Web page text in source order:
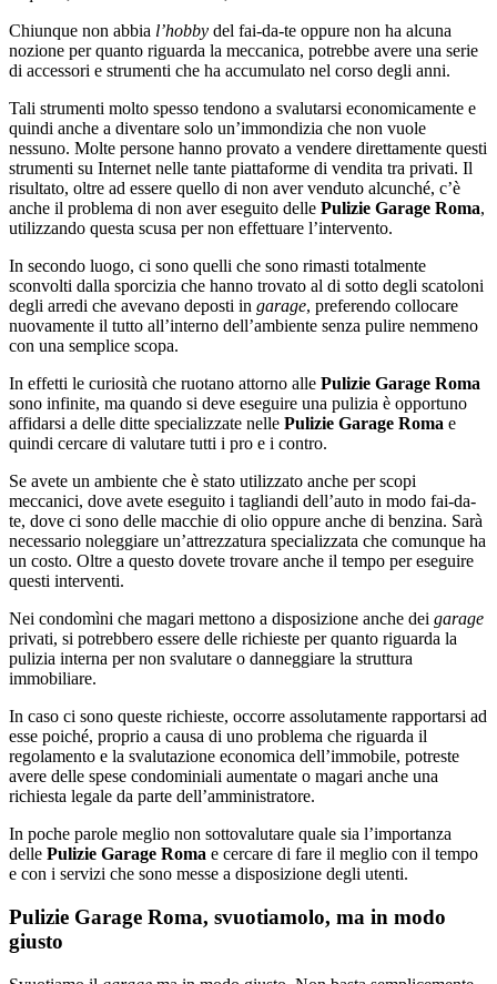
Chiunque non abbia l’hobby del fai-da-te oppure non ha alcuna
nozione per quanto riguarda la meccanica, potrebbe avere una serie
di accessori e strumenti che ha accumulato nel corso degli anni.
Tali strumenti molto spesso tendono a svalutarsi economicamente e
quindi anche a diventare solo un’immondizia che non vuole
nessuno. Molte persone hanno provato a vendere direttamente questi
strumenti su Internet nelle tante piattaforme di vendita tra privati. Il
risultato, oltre ad essere quello di non aver venduto alcunché, c’è
anche il problema di non aver eseguito delle Pulizie Garage Roma,
utilizzando questa scusa per non effettuare l’intervento.
In secondo luogo, ci sono quelli che sono rimasti totalmente
sconvolti dalla sporcizia che hanno trovato al di sotto degli scatoloni
degli arredi che avevano deposti in garage, preferendo collocare
nuovamente il tutto all’interno dell’ambiente senza pulire nemmeno
con una semplice scopa.
In effetti le curiosità che ruotano attorno alle Pulizie Garage Roma
sono infinite, ma quando si deve eseguire una pulizia è opportuno
affidarsi a delle ditte specializzate nelle Pulizie Garage Roma e
quindi cercare di valutare tutti i pro e i contro.
Se avete un ambiente che è stato utilizzato anche per scopi
meccanici, dove avete eseguito i tagliandi dell’auto in modo fai-da-
te, dove ci sono delle macchie di olio oppure anche di benzina. Sarà
necessario noleggiare un’attrezzatura specializzata che comunque ha
un costo. Oltre a questo dovete trovare anche il tempo per eseguire
questi interventi.
Nei condomìni che magari mettono a disposizione anche dei garage
privati, si potrebbero essere delle richieste per quanto riguarda la
pulizia interna per non svalutare o danneggiare la struttura
immobiliare.
In caso ci sono queste richieste, occorre assolutamente rapportarsi ad
esse poiché, proprio a causa di uno problema che riguarda il
regolamento e la svalutazione economica dell’immobile, potreste
avere delle spese condominiali aumentate o magari anche una
richiesta legale da parte dell’amministratore.
In poche parole meglio non sottovalutare quale sia l’importanza
delle Pulizie Garage Roma e cercare di fare il meglio con il tempo
e con i servizi che sono messe a disposizione degli utenti.
Pulizie Garage Roma, svuotiamolo, ma in modo
giusto